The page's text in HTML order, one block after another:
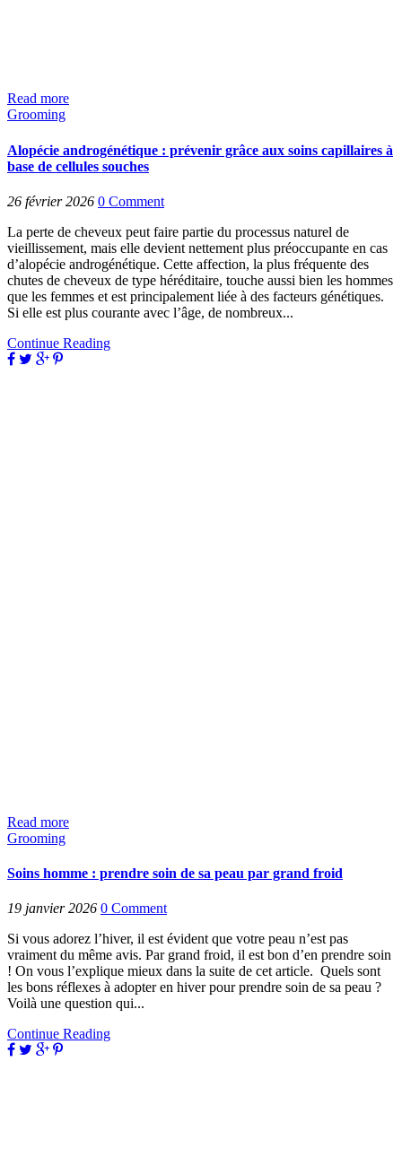
Read more
Grooming
Alopécie androgénétique : prévenir grâce aux soins capillaires à
base de cellules souches
26 février 2026 0 Comment
La perte de cheveux peut faire partie du processus naturel de
vieillissement, mais elle devient nettement plus préoccupante en cas
d’alopécie androgénétique. Cette affection, la plus fréquente des
chutes de cheveux de type héréditaire, touche aussi bien les hommes
que les femmes et est principalement liée à des facteurs génétiques.
Si elle est plus courante avec l’âge, de nombreux...
Continue Reading
Read more
Grooming
Soins homme : prendre soin de sa peau par grand froid
19 janvier 2026 0 Comment
Si vous adorez l’hiver, il est évident que votre peau n’est pas
vraiment du même avis. Par grand froid, il est bon d’en prendre soin
! On vous l’explique mieux dans la suite de cet article. Quels sont
les bons réflexes à adopter en hiver pour prendre soin de sa peau ?
Voilà une question qui...
Continue Reading